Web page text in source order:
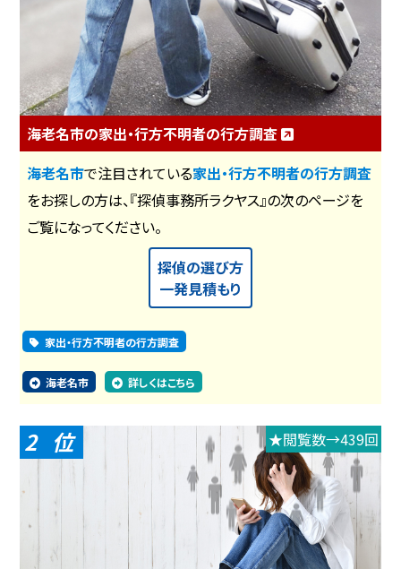
海老名市の家出・行方不明者の行方調査
海老名市で注目されている家出・行方不明者の行方調査
をお探しの方は、『探偵事務所ラクヤス』の次のページを
ご覧になってください。
探偵の選び方
一発見積もり
家出・行方不明者の行方調査
海老名市 詳しくはこちら
2 ★閲覧数→439回